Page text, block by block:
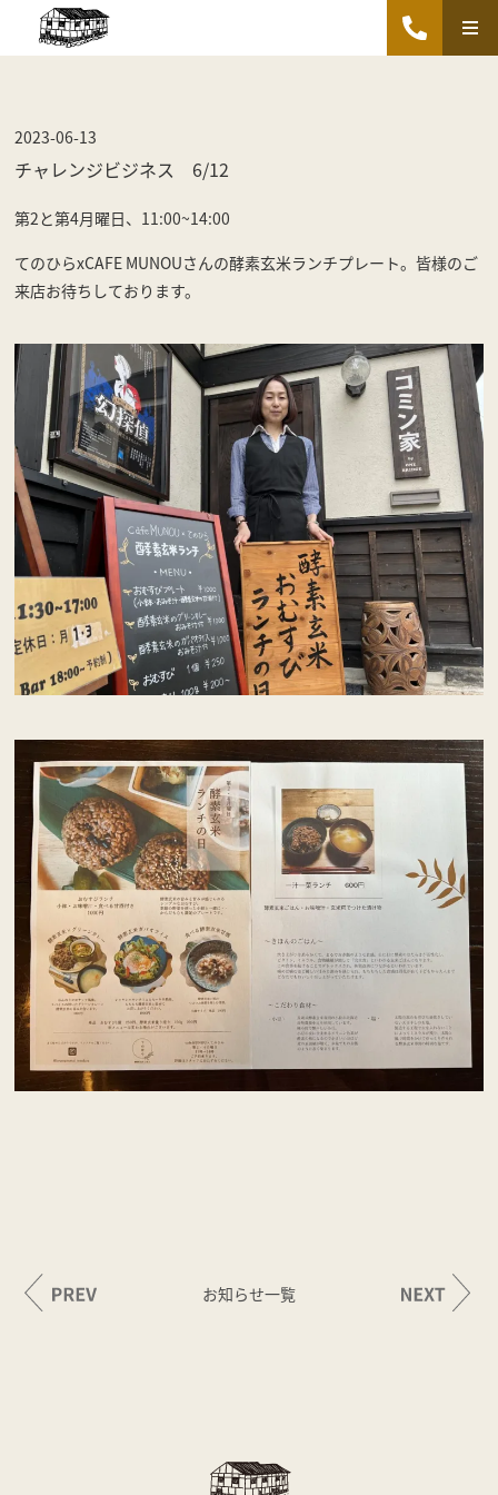
2023-06-13
チャレンジビジネス 6/12
第2と第4月曜日、11:00~14:00
てのひらxCAFE MUNOUさんの酵素玄米ランチプレート。皆様のご
来店お待ちしております。
お知らせ一覧